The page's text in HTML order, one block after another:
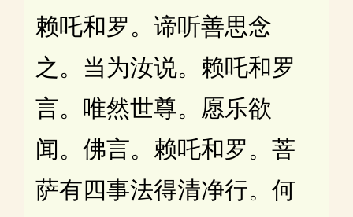
赖吒和罗。谛听善思念
之。当为汝说。赖吒和罗
言。唯然世尊。愿乐欲
闻。佛言。赖吒和罗。菩
萨有四事法得清净行。何